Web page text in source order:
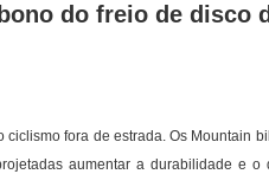
do freio de disco
fora de estrada. Os Mountain
aumentar a durabilidade e o